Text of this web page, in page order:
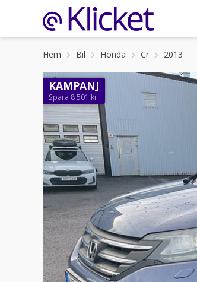
Hem Bil Honda Cr 2013
KAMPANJ
Spara 8 501 kr